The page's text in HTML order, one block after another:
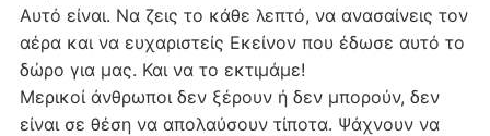
Αυτό είναι. Να ζεις το κάθε λεπτό, να ανασαίνεις τον
αέρα και να ευχαριστείς Εκείνον που έδωσε αυτό το
δώρο για μας. Και να το εκτιμάμε!
Μερικοί άνθρωποι δεν ξέρουν ή δεν μπορούν, δεν
είναι σε θέση να απολαύσουν τίποτα. Ψάχνουν να